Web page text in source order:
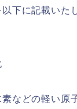
下に記載いた
などの軽い原